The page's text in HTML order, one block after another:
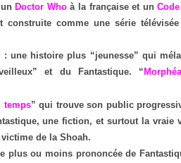
unDoctor Whoà la française et un
comme une série
: une histoire plus “jeunesse” qui
et du Fantastique. “Morphéa
temps” qui trouve son public
une fiction, et surtout la vraie
de la Shoah.
plus ou moins prononcée de